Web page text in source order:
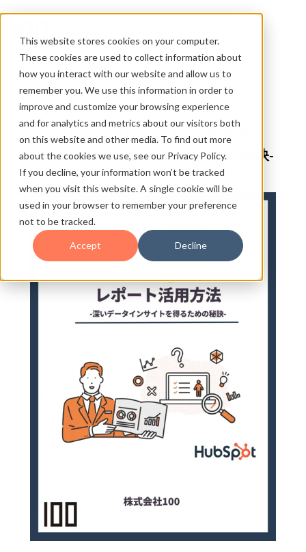
This website stores cookies on your computer.
These cookies are used to collect information about
how you interact with our website and allow us to
remember you. We use this information in order to
improve and customize your browsing experience
and for analytics and metrics about our visitors both
on this website and other media. To find out more
about the cookies we use, see our Privacy Policy.
If you decline, your information won’t be tracked
when you visit this website. A single cookie will be
used in your browser to remember your preference
not to be tracked.
Accept Decline
HubSpotレポート活用方法
-深いデータインサイト得るための秘訣-